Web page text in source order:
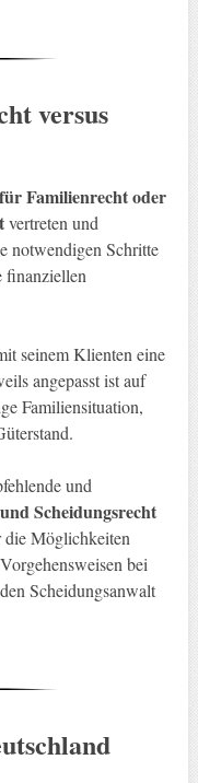
versus
Familienrecht oder
vertreten und
notwendigen Schritte
finanziellen
seinem Klienten eine
angepasst ist auf
Familiensituation,
und
Scheidungsrecht
die Möglichkeiten
bei
Scheidungsanwalt